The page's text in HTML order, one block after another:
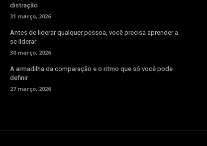
distração
31 março, 2026
Antes de liderar qualquer pessoa, você precisa aprender a
se liderar
30 março, 2026
A armadilha da comparação e o ritmo que só você pode
definir
27 março, 2026